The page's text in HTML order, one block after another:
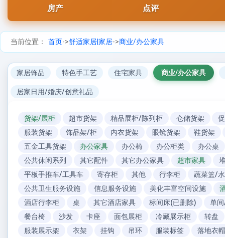
房产 点评
当前位置： 首页->舒适家居|家居->商业/办公家具
家居饰品 特色手工艺 住宅家具 商业/办公家具
居家日用/婚庆/创意礼品
货架/展柜 超市货架 精品展柜/陈列柜 仓储货架
服装货架
饰品架/柜 内衣货架 眼镜货架
鞋货架
五金工具货架
办公家具 办公椅 办公柜类
办公桌
公共休闲系列
其它配件 其它办公家具 超市家具
平板手推车/工具车
寄存柜 其他 行李柜
蔬菜篮/
公共卫生服务设施
信息服务设施 美化丰富空间设施
酒店行李柜
桌 其它酒店家具 标间床(已删除)
单
餐台椅
沙发 卡座 面包展柜 冷藏展示柜
转盘
服装展示架
衣架 挂钩 吊环 服装标签
落地衣